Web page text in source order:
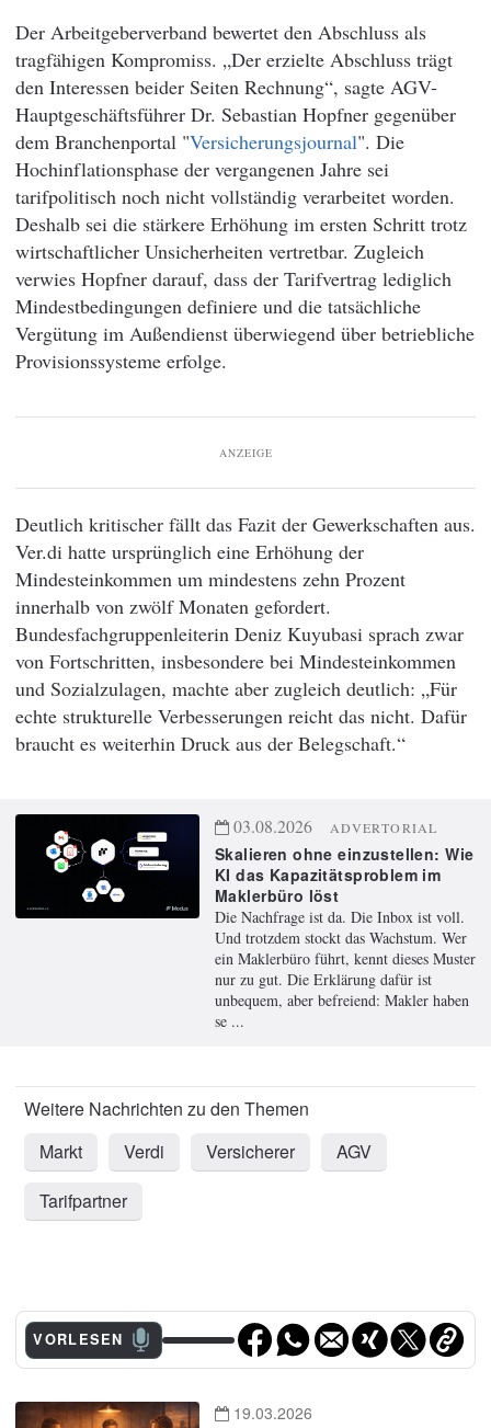
Der Arbeitgeberverband bewertet den Abschluss als
tragfähigen Kompromiss. „Der erzielte Abschluss trägt
den Interessen beider Seiten Rechnung“, sagte AGV-
Hauptgeschäftsführer Dr. Sebastian Hopfner gegenüber
dem Branchenportal "Versicherungsjournal". Die
Hochinflationsphase der vergangenen Jahre sei
tarifpolitisch noch nicht vollständig verarbeitet worden.
Deshalb sei die stärkere Erhöhung im ersten Schritt trotz
wirtschaftlicher Unsicherheiten vertretbar. Zugleich
verwies Hopfner darauf, dass der Tarifvertrag lediglich
Mindestbedingungen definiere und die tatsächliche
Vergütung im Außendienst überwiegend über betriebliche
Provisionssysteme erfolge.
ANZEIGE
Deutlich kritischer fällt das Fazit der Gewerkschaften aus.
Ver.di hatte ursprünglich eine Erhöhung der
Mindesteinkommen um mindestens zehn Prozent
innerhalb von zwölf Monaten gefordert.
Bundesfachgruppenleiterin Deniz Kuyubasi sprach zwar
von Fortschritten, insbesondere bei Mindesteinkommen
und Sozialzulagen, machte aber zugleich deutlich: „Für
echte strukturelle Verbesserungen reicht das nicht. Dafür
braucht es weiterhin Druck aus der Belegschaft.“
03.08.2026 ADVERTORIAL
Skalieren ohne einzustellen: Wie
KI das Kapazitätsproblem im
Maklerbüro löst
Die Nachfrage ist da. Die Inbox ist voll.
Und trotzdem stockt das Wachstum. Wer
ein Maklerbüro führt, kennt dieses Muster
nur zu gut. Die Erklärung dafür ist
unbequem, aber befreiend: Makler haben
se ...
Markt Verdi Versicherer
AGV
Tarifpartner
VORLESEN
19.03.2026